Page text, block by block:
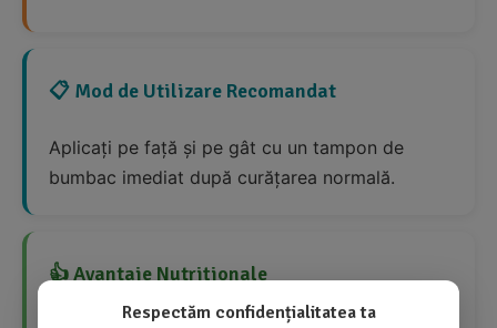
📋 Mod de Utilizare Recomandat
Aplicați pe față și pe gât cu un tampon de
bumbac imediat după curățarea normală.
👍 Avantaje Nutriționale
Respectăm confidențialitatea ta